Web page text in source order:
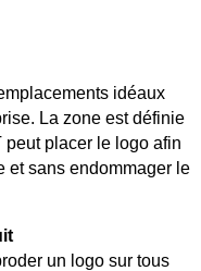
idéaux
La zone est définie
placer le logo afin
et sans endommager le
un logo sur tous